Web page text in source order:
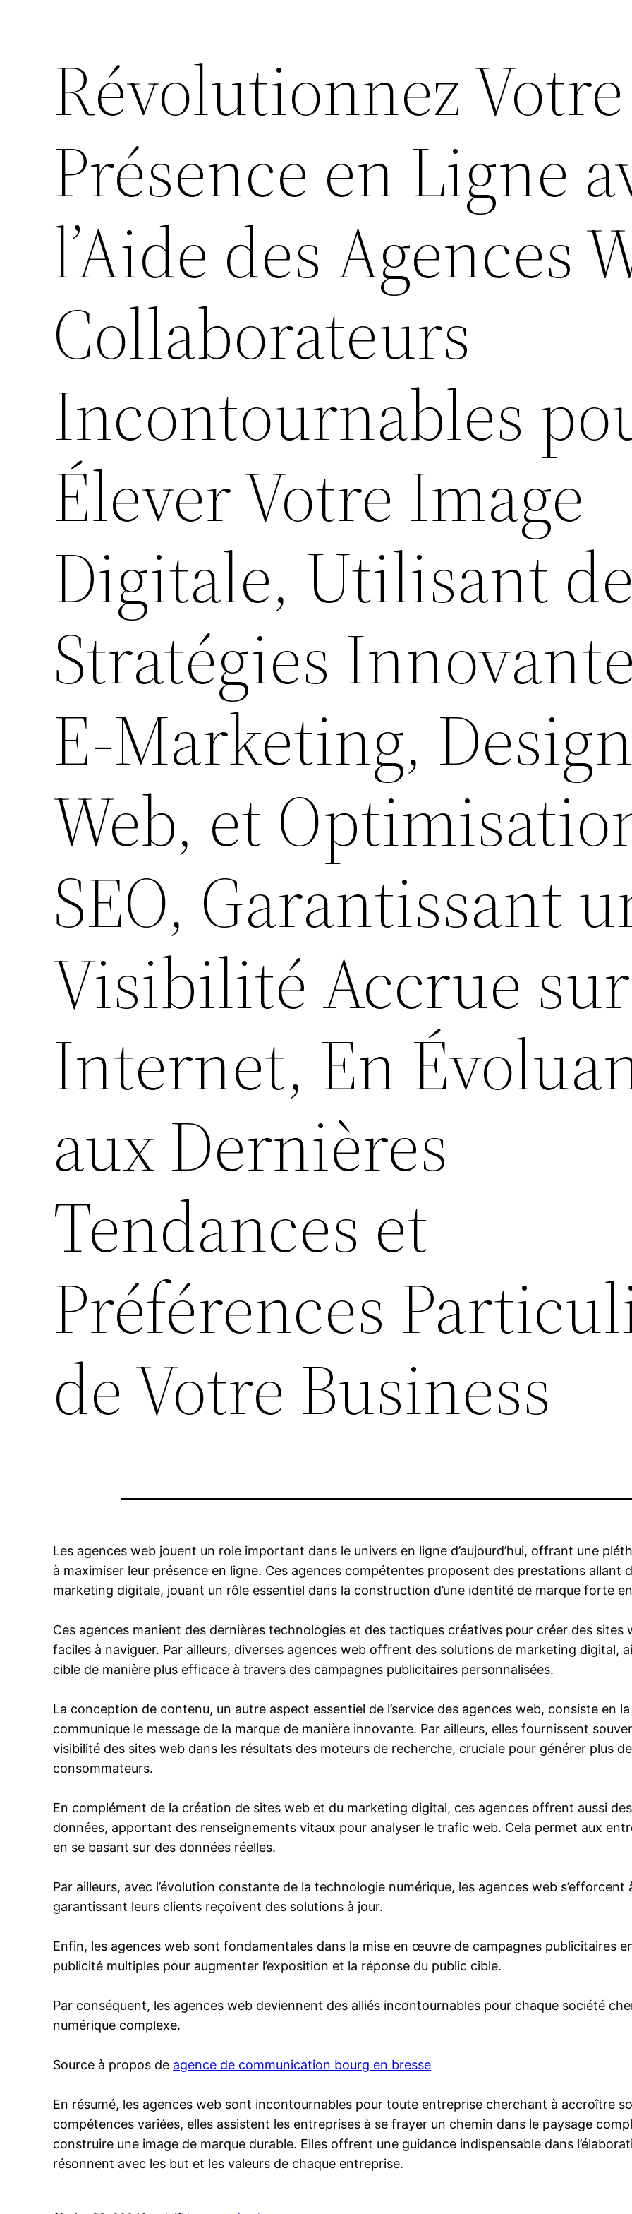
Révolutionnez Votre
Présence en Ligne
l’Aide des Agences
Collaborateurs
Incontournables
Élever Votre Image
Digitale, Utilisant
Stratégies
E-Marketing,
Web, et
SEO, Garantissant
Visibilité Accrue sur
Internet, En
aux Dernières
Tendances et
Préférences
de Votre Business
Les agences web jouent un role important dans le univers en ligne d’aujourd’hui, offrant une
à maximiser leur présence en ligne. Ces agences compétentes proposent des prestations allant
marketing digitale, jouant un rôle essentiel dans la construction d’une identité de marque forte
Ces agences manient des dernières technologies et des tactiques créatives pour créer des
faciles à naviguer. Par ailleurs, diverses agences web offrent des solutions de marketing digital,
cible de manière plus efficace à travers des campagnes publicitaires personnalisées.
La conception de contenu, un autre aspect essentiel de l’service des agences web, consiste en
communique le message de la marque de manière innovante. Par ailleurs, elles fournissent
visibilité des sites web dans les résultats des moteurs de recherche, cruciale pour générer plus
consommateurs.
En complément de la création de sites web et du marketing digital, ces agences offrent aussi
données, apportant des renseignements vitaux pour analyser le trafic web. Cela permet aux
en se basant sur des données réelles.
Par ailleurs, avec l’évolution constante de la technologie numérique, les agences web
garantissant leurs clients reçoivent des solutions à jour.
Enfin, les agences web sont fondamentales dans la mise en œuvre de campagnes publicitaires
publicité multiples pour augmenter l’exposition et la réponse du public cible.
Par conséquent, les agences web deviennent des alliés incontournables pour chaque société
numérique complexe.
Source à propos de agence de communication bourg en bresse
En résumé, les agences web sont incontournables pour toute entreprise cherchant à accroître
compétences variées, elles assistent les entreprises à se frayer un chemin dans le paysage
construire une image de marque durable. Elles offrent une guidance indispensable dans
résonnent avec les but et les valeurs de chaque entreprise.